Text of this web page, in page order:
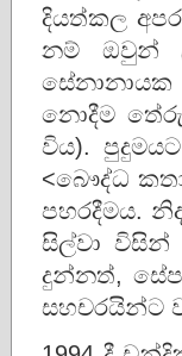
දියත්කල
නම් ඔවුන්
නොදීම
විය).
<බෞද්ධ
පහරදීමය.
සිල්වා විසින්
දුන්නත්,
සහචරයින්ට